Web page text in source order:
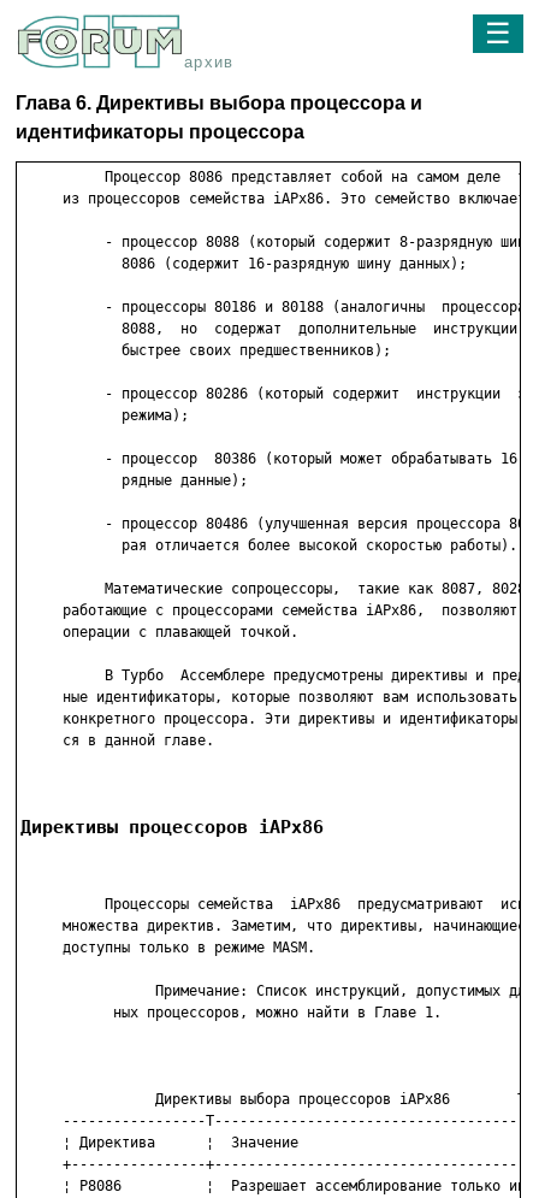
архив
☰
Глава 6. Директивы выбора процессора и
идентификаторы процессора
Процессор 8086 представляет собой на самом деле
из процессоров семейства iAPx86. Это семейство включает
- процессор 8088 (который содержит 8-разрядную шину
            8086 (содержит 16-разрядную шину данных);
- процессоры 80186 и 80188 (аналогичны  процессорам
8088,  но  содержат  дополнительные  инструкции и
            быстрее своих предшественников);
- процессор 80286 (который содержит  инструкции
            режима);
- процессор  80386 (который может обрабатывать 16-
            рядные данные);
- процессор 80486 (улучшенная версия процессора
            рая отличается более высокой скоростью работы).
Математические сопроцессоры,  такие как 8087, 80287
работающие с процессорами семейства iAPx86,  позволяют
     операции с плавающей точкой.
В Турбо  Ассемблере предусмотрены директивы и
ные идентификаторы, которые позволяют вам использовать
конкретного процессора. Эти директивы и идентификаторы
     ся в данной главе.
Директивы процессоров iAPx86
Процессоры семейства  iAPx86  предусматривают
множества директив. Заметим, что директивы, начинающиеся
     доступны только в режиме MASM.
Примечание: Список инструкций, допустимых для
           ных процессоров, можно найти в Главе 1.
Директивы выбора процессоров iAPx86
-----------------
¦ Директива      ¦  Значение
+----------------
¦ P8086          ¦  Разрешает ассемблирование только